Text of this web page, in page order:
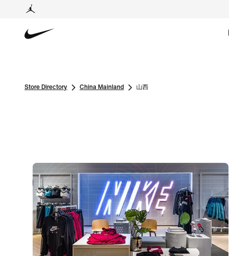
Store Directory China Mainland 山西